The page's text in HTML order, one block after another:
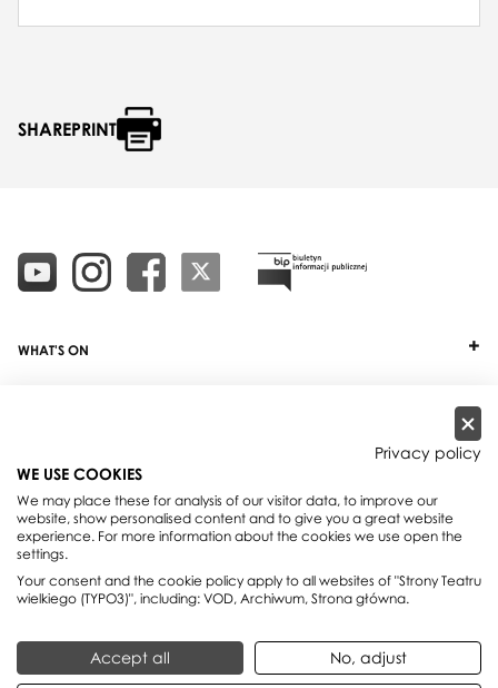
SHAREPRINT
WHAT'S ON
OUR PROJECTS
PRACTICAL INFO
FOR PARTNERS AND SPONSORS
Teatr Wielki - Polish National Opera, plac Teatralny 1, 00-950 Warszawa,
skrytka pocztowa 59
Reservations:+48 22 692 02 08
Privacy policy
WE USE COOKIES
We may place these for analysis of our visitor data, to improve our
website, show personalised content and to give you a great website
experience. For more information about the cookies we use open the
settings.
Your consent and the cookie policy apply to all websites of "Strony Teatru
wielkiego (TYPO3)", including: VOD, Archiwum, Strona główna.
Accept all No, adjust